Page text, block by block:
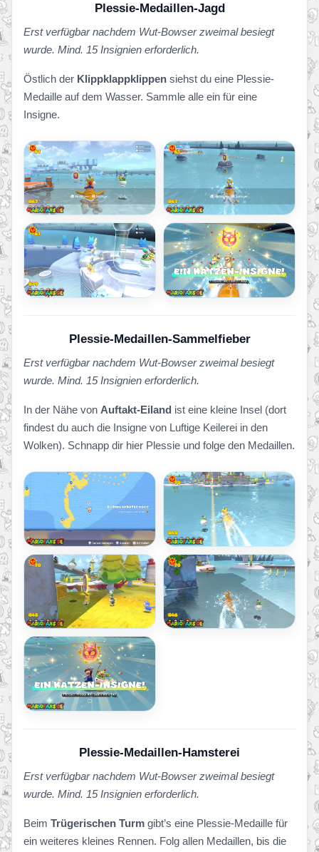
Plessie-Medaillen-Jagd
Erst verfügbar nachdem Wut-Bowser zweimal besiegt
wurde. Mind. 15 Insignien erforderlich.
Östlich der Klippklappklippen siehst du eine Plessie-
Medaille auf dem Wasser. Sammle alle ein für eine
Insigne.
Plessie-Medaillen-Sammelfieber
Erst verfügbar nachdem Wut-Bowser zweimal besiegt
wurde. Mind. 15 Insignien erforderlich.
In der Nähe von Auftakt-Eiland ist eine kleine Insel (dort
findest du auch die Insigne von Luftige Keilerei in den
Wolken). Schnapp dir hier Plessie und folge den Medaillen.
Plessie-Medaillen-Hamsterei
Erst verfügbar nachdem Wut-Bowser zweimal besiegt
wurde. Mind. 15 Insignien erforderlich.
Beim Trügerischen Turm gibt’s eine Plessie-Medaille für
ein weiteres kleines Rennen. Folg allen Medaillen, bis die